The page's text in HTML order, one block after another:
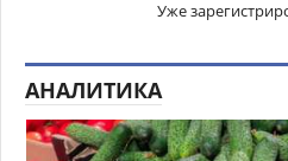
Уже
АНАЛИТИКА